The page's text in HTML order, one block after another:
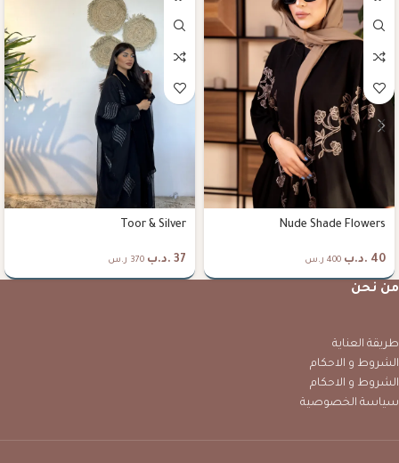
Nude Shade Flowers
40 .د.ب 400 ر.س
Toor & Silver
37 .د.ب 370 ر.س
من نحن
طريقة العناية
الشروط و الاحكام
الشروط و الاحكام
سياسة الخصوصية